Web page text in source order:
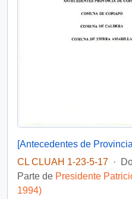
CL CLUAH 1-23-5-17 ·
Parte de Presidente
1994)